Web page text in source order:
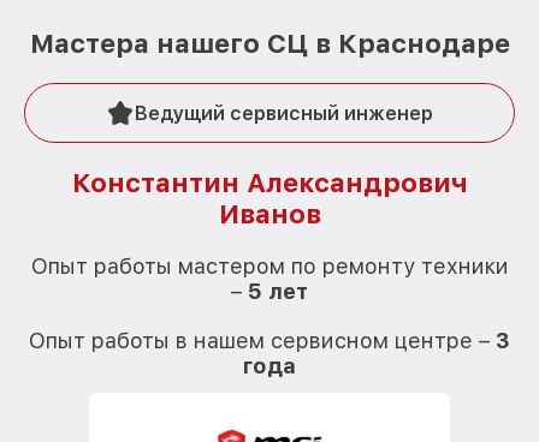
Мастера нашего СЦ в Краснодаре
Ведущий сервисный инженер
Константин Александрович
Иванов
Опыт работы мастером по ремонту техники
– 5 лет
Опыт работы в нашем сервисном центре – 3
года